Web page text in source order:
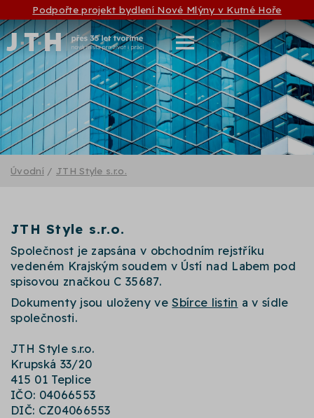
Podpořte projekt bydlení Nové Mlýny v Kutné Hoře
Úvodní / JTH Style s.r.o.
JTH Style s.r.o.
Společnost je zapsána v obchodním rejstříku
vedeném Krajským soudem v Ústí nad Labem pod
spisovou značkou C 35687.
Dokumenty jsou uloženy veSbírce listin a v sídle
společnosti.
JTH Style s.r.o.
Krupská 33/20
415 01 Teplice
IČO: 04066553
DIČ: CZ04066553